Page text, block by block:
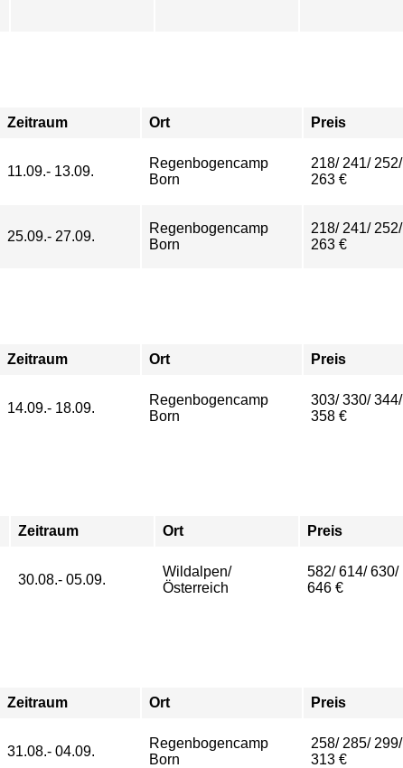
Zeitraum Ort Preis
11.09.- 13.09.
Regenbogencamp
Born
218/ 241/ 252/
263 €
25.09.- 27.09.
Regenbogencamp
Born
218/ 241/ 252/
263 €
Zeitraum Ort Preis
14.09.- 18.09.
Regenbogencamp
Born
303/ 330/ 344/
358 €
Zeitraum Ort Preis
30.08.- 05.09.
Wildalpen/
Österreich
582/ 614/ 630/
646 €
Zeitraum Ort Preis
31.08.- 04.09.
Regenbogencamp
Born
258/ 285/ 299/
313 €